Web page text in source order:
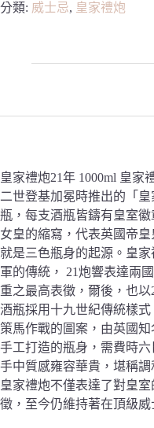
分類: 威士忌, 皇家禮炮
皇家禮炮21年 1000ml 皇家
二世登基加冕時推出的「
瓶，每支酒瓶皆鑄有皇室
女皇的縮寫，代表英國帝
就是三色瓶身的起源。皇
軍的傳統， 21炮響表達兩
重之最高表徵，爾後，也以
酒瓶採用十九世紀傳統樣
策馬作戰的圖案，由英國
手工打造的瓶身，需費時
手中質感雍容華貴，堪稱調
皇家禮炮不僅表達了對皇
徵，至今仍維持著在頂級